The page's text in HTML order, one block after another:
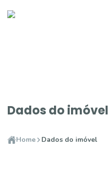
Dados do imóvel
Home Dados do imóvel